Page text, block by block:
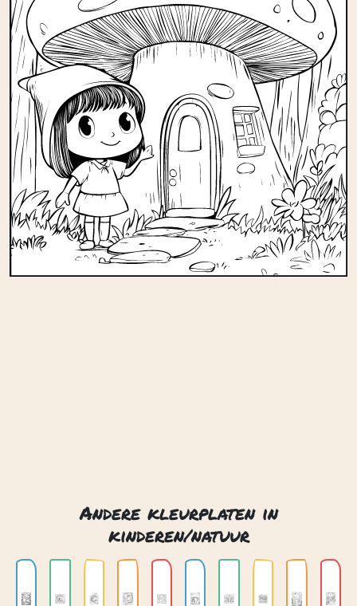
Andere kleurplaten in
kinderen/natuur